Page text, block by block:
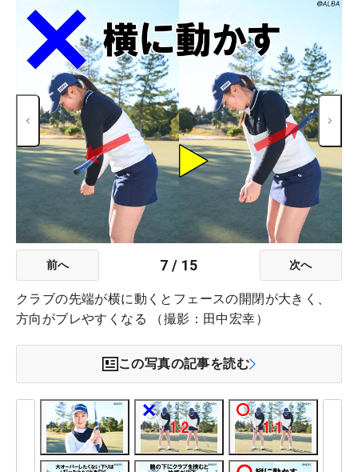
前へ 7 / 15 次へ
クラブの先端が横に動くとフェースの開閉が大きく、
方向がブレやすくなる （撮影：田中宏幸）
この写真の記事を読む